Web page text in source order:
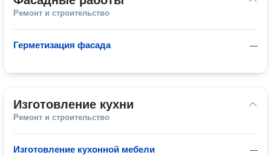
Ремонт и строительство
—
Герметизация фасада
Изготовление кухни
Ремонт и строительство
—
Изготовление кухонной мебели